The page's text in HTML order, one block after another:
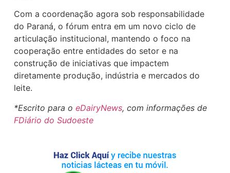
Com a coordenação agora sob responsabilidade
do Paraná, o fórum entra em um novo ciclo de
articulação institucional, mantendo o foco na
cooperação entre entidades do setor e na
construção de iniciativas que impactem
diretamente produção, indústria e mercados do
leite.
*Escrito para oeDairyNews, com informações de
FDiário do Sudoeste